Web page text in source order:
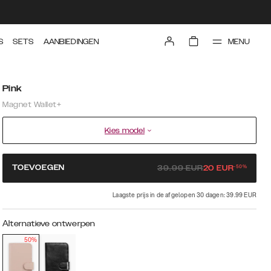
SETS AANBIEDINGEN MENU
Pink
Magnet Wallet+
Kies model
TOEVOEGEN 39.99EUR20 EUR-50%
Laagste prijs in de afgelopen 30 dagen: 39.99 EUR
Alternatieve ontwerpen
50%